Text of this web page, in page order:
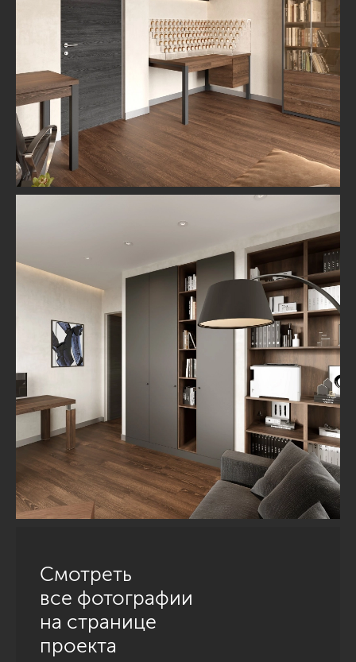
Смотреть
все фотографии
на странице
проекта